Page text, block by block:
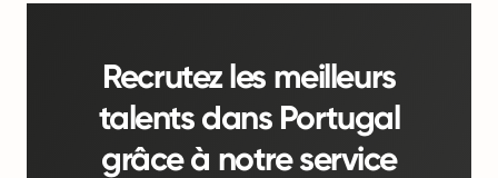
Recrutez les meilleurs
talents dans Portugal
grâce à notre service